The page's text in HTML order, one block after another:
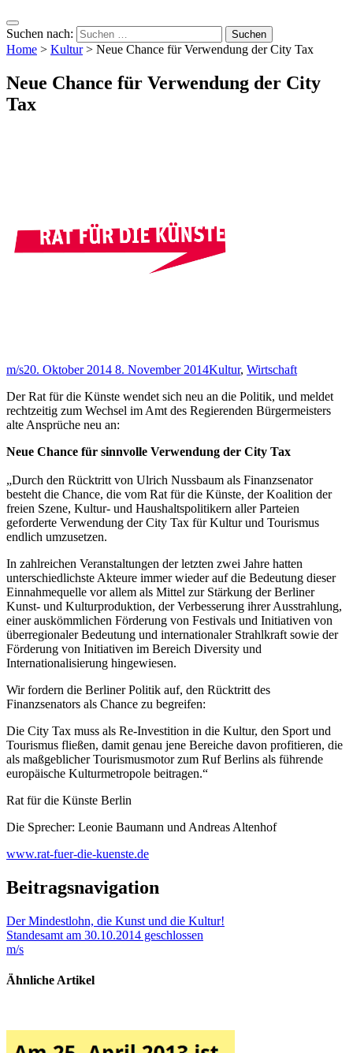
Suchen nach:
Home > Kultur> Neue Chance für Verwendung der City Tax
Neue Chance für Verwendung der City
Tax
m/s20. Oktober 2014 8. November 2014Kultur, Wirtschaft
Der Rat für die Künste wendet sich neu an die Politik, und meldet
rechtzeitig zum Wechsel im Amt des Regierenden Bürgermeisters
alte Ansprüche neu an:
Neue Chance für sinnvolle Verwendung der City Tax
„Durch den Rücktritt von Ulrich Nussbaum als Finanzsenator
besteht die Chance, die vom Rat für die Künste, der Koalition der
freien Szene, Kultur- und Haushaltspolitikern aller Parteien
geforderte Verwendung der City Tax für Kultur und Tourismus
endlich umzusetzen.
In zahlreichen Veranstaltungen der letzten zwei Jahre hatten
unterschiedlichste Akteure immer wieder auf die Bedeutung dieser
Einnahmequelle vor allem als Mittel zur Stärkung der Berliner
Kunst- und Kulturproduktion, der Verbesserung ihrer Ausstrahlung,
einer auskömmlichen Förderung von Festivals und Initiativen von
überregionaler Bedeutung und internationaler Strahlkraft sowie der
Förderung von Initiativen im Bereich Diversity und
Internationalisierung hingewiesen.
Wir fordern die Berliner Politik auf, den Rücktritt des
Finanzsenators als Chance zu begreifen:
Die City Tax muss als Re-Investition in die Kultur, den Sport und
Tourismus fließen, damit genau jene Bereiche davon profitieren, die
als maßgeblicher Tourismusmotor zum Ruf Berlins als führende
europäische Kulturmetropole beitragen.“
Rat für die Künste Berlin
Die Sprecher: Leonie Baumann und Andreas Altenhof
www.rat-fuer-die-kuenste.de
Beitragsnavigation
Der Mindestlohn, die Kunst und die Kultur!
Standesamt am 30.10.2014 geschlossen
m/s
Ähnliche Artikel